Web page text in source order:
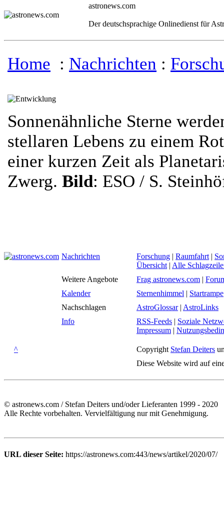
astronews.com
Der deutschsprachige Onlinedienst für
Home : Nachrichten :
Sonnenähnliche Sterne
stellaren Lebens zu einem
einer kurzen Zeit als
Zwerg. Bild: ESO / S.
Nachrichten Forschung | Raumfahrt |
Übersicht | Alle
Weitere Angebote
Frag astronews.com |
Kalender
Sternenhimmel | Startrampe
Nachschlagen
AstroGlossar| AstroLinks
Info
RSS-Feeds | Soziale
Impressum |
^ Copyright Stefan Deiters
Diese Website wird auf
© astronews.com / Stefan Deiters und/oder Lieferanten 1999 - 2020
Alle Rechte vorbehalten. Vervielfältigung nur mit Genehmigung.
URL dieser Seite: https://astronews.com:443/news/artikel/2020/07/